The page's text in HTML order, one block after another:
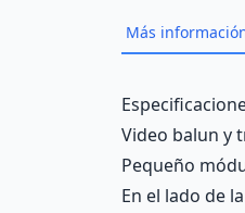
Más
Description
Video balun y
Pequeño
En el lado de